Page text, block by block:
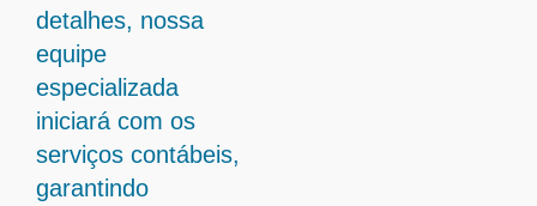
detalhes, nossa
equipe
especializada
iniciará com os
serviços contábeis,
garantindo